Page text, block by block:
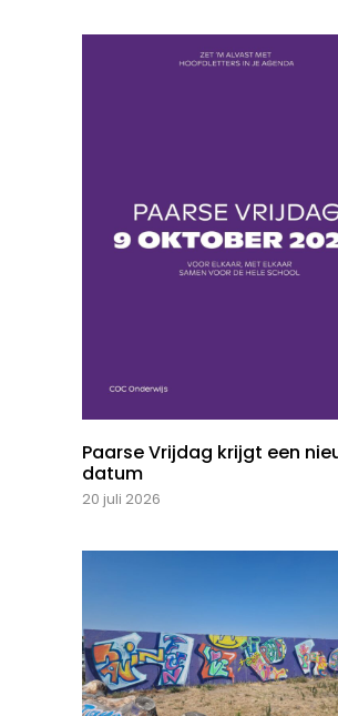
Paarse Vrijdag krijgt een
datum
20 juli 2026